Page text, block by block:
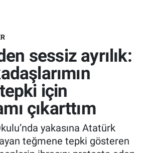
sessiz ayrılık:
için
çıkarttım
yakasına Atatürk
teğmene tepki gösteren
Evreni
Durumu ve Fikstür
Haberleri